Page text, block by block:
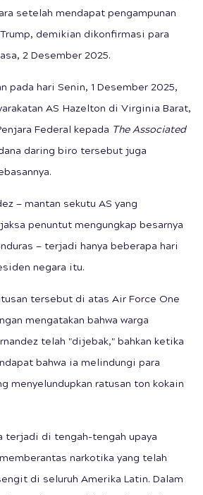
setelah mendapat pengampunan
demikian dikonfirmasi para
2 Desember 2025.
pada hari Senin, 1 Desember 2025,
AS Hazelton di Virginia Barat,
Federal kepada The Associated
daring biro tersebut juga
— mantan sekutu AS yang
penuntut mengungkap besarnya
— terjadi hanya beberapa hari
negara itu.
tersebut di atas Air Force One
mengatakan bahwa warga
telah "dijebak," bahkan ketika
bahwa ia melindungi para
menyelundupkan ratusan ton kokain
terjadi di tengah-tengah upaya
narkotika yang telah
di seluruh Amerika Latin. Dalam